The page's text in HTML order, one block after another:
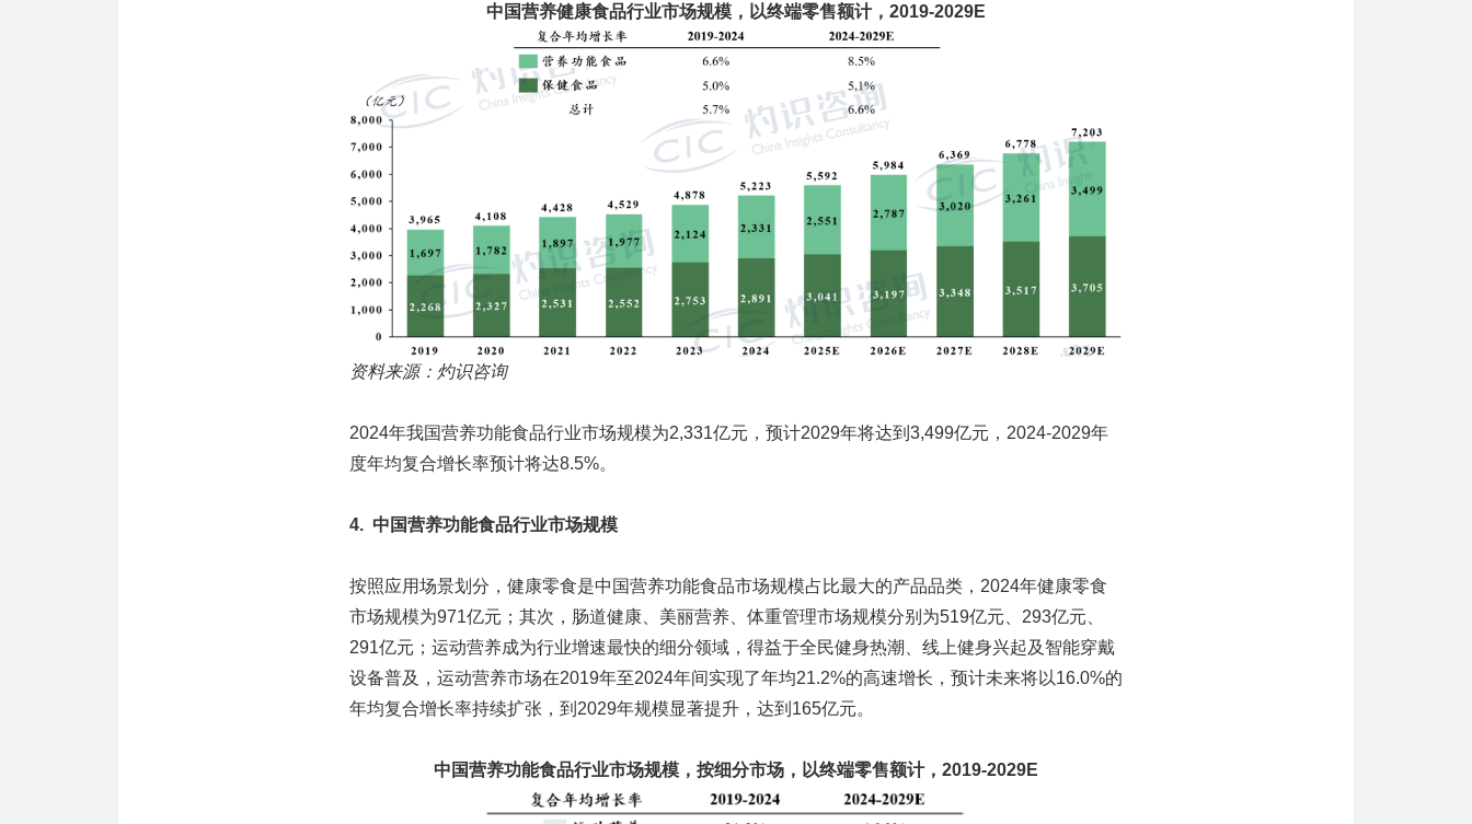
中国营养健康食品行业市场规模，以终端零售额计，2019-2029E
资料来源：灼识咨询
2024年我国营养功能食品行业市场规模为2,331亿元，预计2029年将达到3,499亿元，2024-2029年
度年均复合增长率预计将达8.5%。
4. 中国营养功能食品行业市场规模
按照应用场景划分，健康零食是中国营养功能食品市场规模占比最大的产品品类，2024年健康零食
市场规模为971亿元；其次，肠道健康、美丽营养、体重管理市场规模分别为519亿元、293亿元、
291亿元；运动营养成为行业增速最快的细分领域，得益于全民健身热潮、线上健身兴起及智能穿戴
设备普及，运动营养市场在2019年至2024年间实现了年均21.2%的高速增长，预计未来将以16.0%的
年均复合增长率持续扩张，到2029年规模显著提升，达到165亿元。
中国营养功能食品行业市场规模，按细分市场，以终端零售额计，2019-2029E